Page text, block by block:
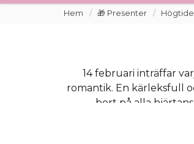
Hem 🎁 Presenter
14 februari inträffar
romantik. En kärleksfull
bort på alla
sammanställt ett